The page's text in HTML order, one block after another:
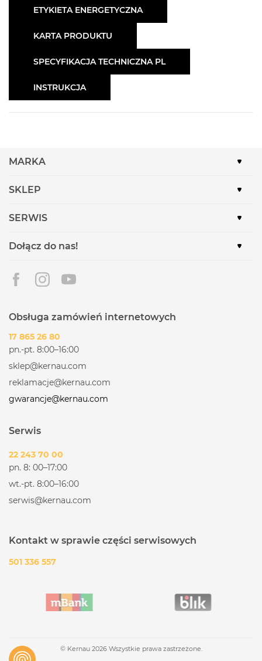
ETYKIETA ENERGETYCZNA
KARTA PRODUKTU
SPECYFIKACJA TECHNICZNA PL
INSTRUKCJA
MARKA
SKLEP
SERWIS
Dołącz do nas!
Obsługa zamówień internetowych
17 865 26 80
pn.-pt. 8:00–16:00
sklep@kernau.com
reklamacje@kernau.com
gwarancje@kernau.com
Serwis
22 243 70 00
pn. 8: 00–17:00
wt.-pt. 8:00–16:00
serwis@kernau.com
Kontakt w sprawie części serwisowych
501 336 557
© Kernau 2026 Wszystkie prawa zastrzeżone.